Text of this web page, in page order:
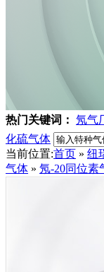
热门关键词： 氖气
化硫气体
当前位置:首页 » 纽
气体 » 氖-20同位素